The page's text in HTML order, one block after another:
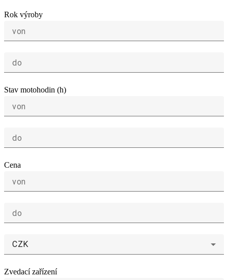
Rok výroby
von
do
Stav motohodin (h)
von
do
Cena
von
do
CZK
Zvedací zařízení